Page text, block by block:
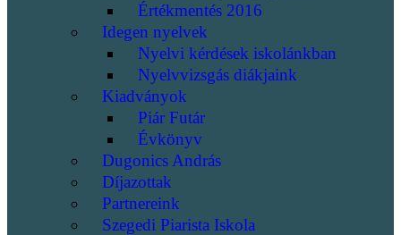
Értékmentés 2016
Idegen nyelvek
Nyelvi kérdések iskolánkban
Nyelvvizsgás diákjaink
Kiadványok
Piár Futár
Évkönyv
Dugonics András
Díjazottak
Partnereink
Szegedi Piarista Iskola